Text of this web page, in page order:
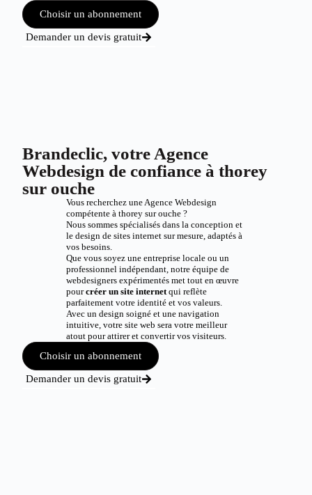
Choisir un abonnement
Demander un devis gratuit
Brandeclic, votre Agence
Webdesign de confiance à thorey
sur ouche
Vous recherchez une Agence Webdesign
compétente à thorey sur ouche ?
Nous sommes spécialisés dans la conception et
le design de sites internet sur mesure, adaptés à
vos besoins.
Que vous soyez une entreprise locale ou un
professionnel indépendant, notre équipe de
webdesigners expérimentés met tout en œuvre
pourcréer un site internetqui reflète
parfaitement votre identité et vos valeurs.
Avec un design soigné et une navigation
intuitive, votre site web sera votre meilleur
atout pour attirer et convertir vos visiteurs.
Choisir un abonnement
Demander un devis gratuit